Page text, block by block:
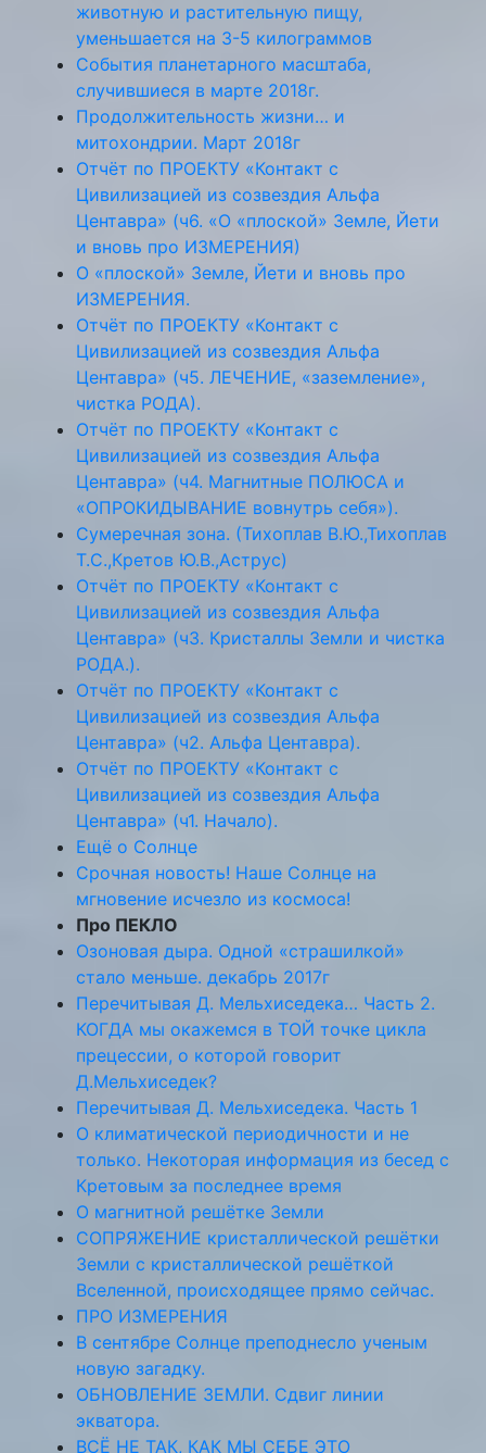
животную и растительную пищу,
уменьшается на 3-5 килограммов
События планетарного масштаба,
случившиеся в марте 2018г.
Продолжительность жизни… и
митохондрии. Март 2018г
Отчёт по ПРОЕКТУ «Контакт с
Цивилизацией из созвездия Альфа
Центавра» (ч6. «О «плоской» Земле, Йети
и вновь про ИЗМЕРЕНИЯ)
О «плоской» Земле, Йети и вновь про
ИЗМЕРЕНИЯ.
Отчёт по ПРОЕКТУ «Контакт с
Цивилизацией из созвездия Альфа
Центавра» (ч5. ЛЕЧЕНИЕ, «заземление»,
чистка РОДА).
Отчёт по ПРОЕКТУ «Контакт с
Цивилизацией из созвездия Альфа
Центавра» (ч4. Магнитные ПОЛЮСА и
«ОПРОКИДЫВАНИЕ вовнутрь себя»).
Сумеречная зона. (Тихоплав В.Ю.,Тихоплав
Т.С.,Кретов Ю.В.,Аструс)
Отчёт по ПРОЕКТУ «Контакт с
Цивилизацией из созвездия Альфа
Центавра» (ч3. Кристаллы Земли и чистка
РОДА.).
Отчёт по ПРОЕКТУ «Контакт с
Цивилизацией из созвездия Альфа
Центавра» (ч2. Альфа Центавра).
Отчёт по ПРОЕКТУ «Контакт с
Цивилизацией из созвездия Альфа
Центавра» (ч1. Начало).
Ещё о Солнце
Срочная новость! Наше Солнце на
мгновение исчезло из космоса!
Про ПЕКЛО
Озоновая дыра. Одной «страшилкой»
стало меньше. декабрь 2017г
Перечитывая Д. Мельхиседека… Часть 2.
КОГДА мы окажемся в ТОЙ точке цикла
прецессии, о которой говорит
Д.Мельхиседек?
Перечитывая Д. Мельхиседека. Часть 1
О климатической периодичности и не
только. Некоторая информация из бесед с
Кретовым за последнее время
О магнитной решётке Земли
СОПРЯЖЕНИЕ кристаллической решётки
Земли с кристаллической решёткой
Вселенной, происходящее прямо сейчас.
ПРО ИЗМЕРЕНИЯ
В сентябре Солнце преподнесло ученым
новую загадку.
ОБНОВЛЕНИЕ ЗЕМЛИ. Сдвиг линии
экватора.
ВСЁ НЕ ТАК, КАК МЫ СЕБЕ ЭТО